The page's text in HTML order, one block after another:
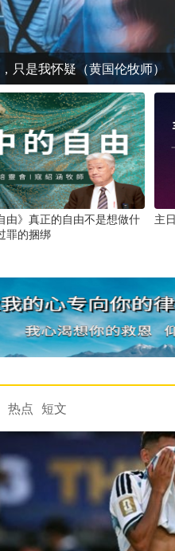
只是我怀疑（黄国伦牧师）
由》真正的自由不是想做什
罪的捆绑
主
热点 短文